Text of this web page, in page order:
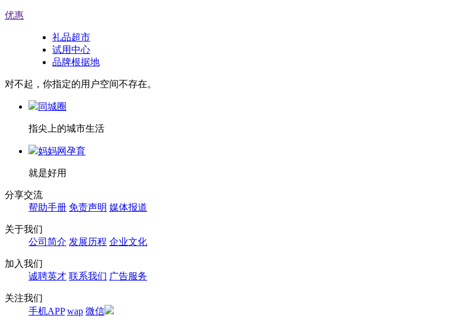
优惠
礼品超市
试用中心
品牌根据地
对不起，你指定的用户空间不存在。
同城圈
指尖上的城市生活
妈妈网孕育
就是好用
分享交流
帮助手册 免责声明 媒体报道
关于我们
公司简介 发展历程 企业文化
加入我们
诚聘英才 联系我们 广告服务
关注我们
手机APP wap 微信